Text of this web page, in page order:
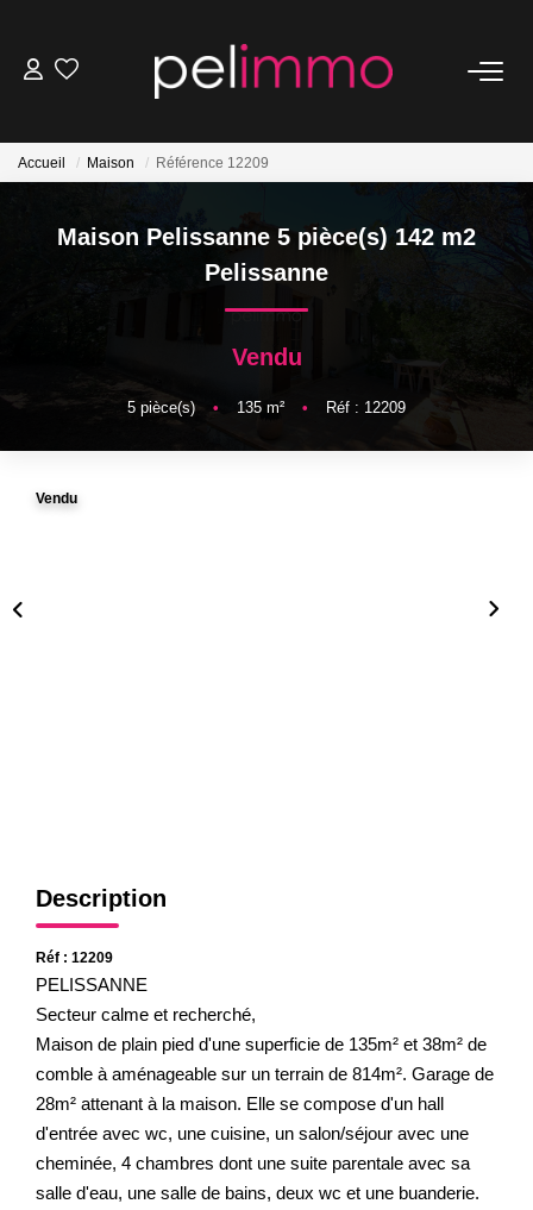
Belles Demeures
NOS SERVICES
Accueil Maison Référence 12209
Maison Pelissanne 5 pièce(s) 142 m2
Pelissanne
Vendu
5 pièce(s) • 135 m² • Réf : 12209
Vendu
Description
Réf : 12209
PELISSANNE
Secteur calme et recherché,
Maison de plain pied d'une superficie de 135m² et 38m² de
comble à aménageable sur un terrain de 814m². Garage de
28m² attenant à la maison. Elle se compose d'un hall
d'entrée avec wc, une cuisine, un salon/séjour avec une
cheminée, 4 chambres dont une suite parentale avec sa
salle d'eau, une salle de bains, deux wc et une buanderie.